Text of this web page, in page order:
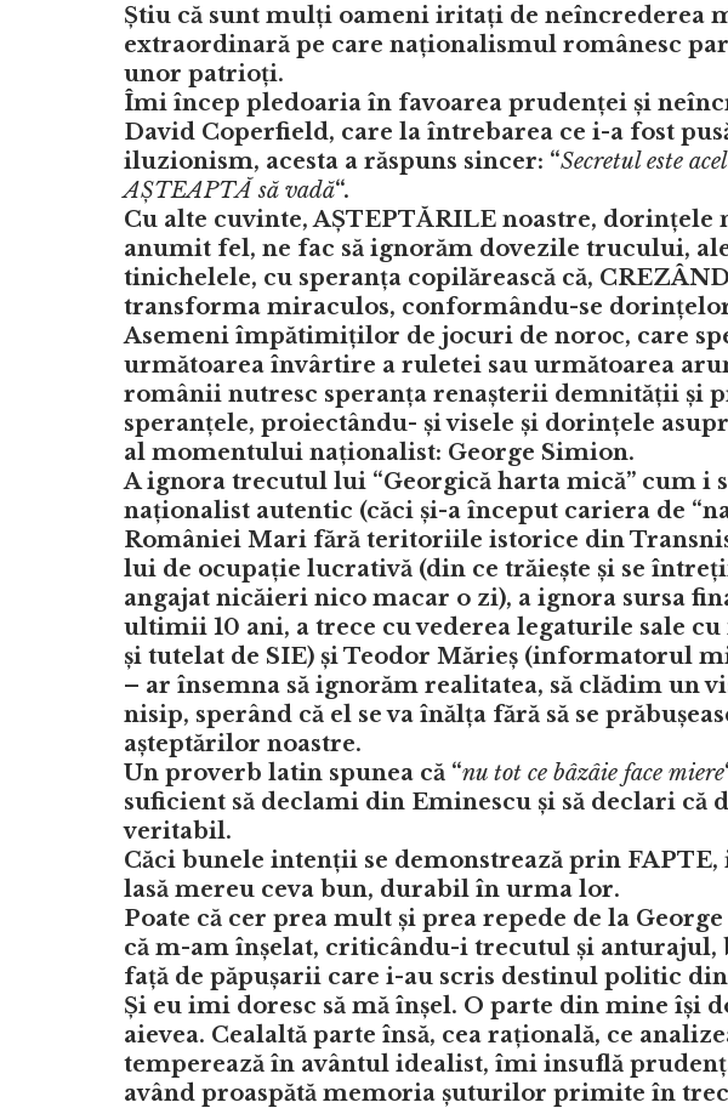
Știu că sunt mulți oameni iritați de neîncrederea
extraordinară pe care naționalismul românesc
unor patrioți.
Îmi încep pledoaria în favoarea prudenței și
David Coperfield, care la întrebarea ce i-a fost
iluzionism, acesta a răspuns sincer: “Secretul este
AȘTEAPTĂ să vadă“.
Cu alte cuvinte, AȘTEPTĂRILE noastre, dorințele
anumit fel, ne fac să ignorăm dovezile trucului,
tinichelele, cu speranța copilărească că,
transforma miraculos, conformându-se
Asemeni împătimiților de jocuri de noroc, care
următoarea învârtire a ruletei sau următoarea
românii nutresc speranța renașterii demnității și
speranțele, proiectându- și visele și dorințele
al momentului naționalist: George Simion.
A ignora trecutul lui “Georgică harta mică” cum
naționalist autentic (căci și-a început cariera de
României Mari fără teritoriile istorice din
lui de ocupație lucrativă (din ce trăiește și se
angajat nicăieri nico macar o zi), a ignora sursa
ultimii 10 ani, a trece cu vederea legaturile sale
și tutelat de SIE) și Teodor Mărieș (informatorul
– ar însemna să ignorăm realitatea, să clădim un
nisip, sperând că el se va înălța fără să se
așteptărilor noastre.
Un proverb latin spunea că “nu tot ce bâzâie face miere
suficient să declami din Eminescu și să declari
veritabil.
Căci bunele intenții se demonstrează prin
lasă mereu ceva bun, durabil în urma lor.
Poate că cer prea mult și prea repede de la
că m-am înșelat, criticându-i trecutul și anturajul,
față de păpușarii care i-au scris destinul politic
Și eu imi doresc să mă înșel. O parte din mine își
aievea. Cealaltă parte însă, cea rațională, ce
temperează în avântul idealist, îmi insuflă
având proaspătă memoria șuturilor primite în